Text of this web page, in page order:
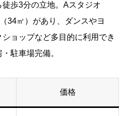
歩3分の立地。Aスタジオ
34㎡）があり、ダンスやヨ
ョップなど多目的に利用でき
駐車場完備。
価格